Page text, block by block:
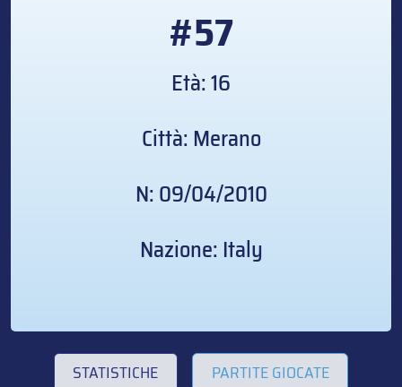
#57
Età: 16
Città: Merano
N: 09/04/2010
Nazione: Italy
STATISTICHE PARTITE GIOCATE